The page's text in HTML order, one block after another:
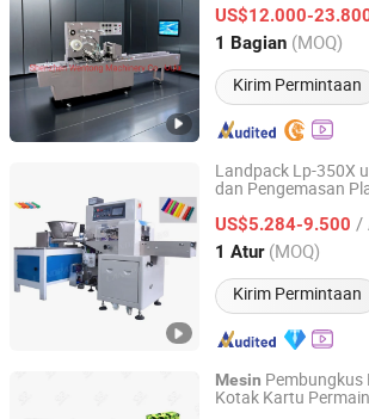
US$12.000-
1 Bagian (MOQ)
Kirim Permintaan
Guangdong, China Harga
Landpack Lp-350X
dan Pengemasan
US$5.284-9.500 /
1 Atur (MOQ)
Kirim Permintaan
FOSHAN LAND PACKAGING MACHINERY
Guangdong, China Harga
Mesin Pembungkus
Kotak Kartu
Gelgoog Intelligent Technology Co., Ltd.